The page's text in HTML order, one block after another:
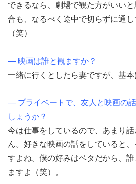
できるなら、劇場で観た方がいい
合も、なるべく途中で切らずに通し
（笑）
― 映画は誰と観ますか？
一緒に行くとしたら妻ですが、基本
― プライベートで、友人と映画の
しょうか？
今は仕事をしているので、あまり
ん。好きな映画の話をしていると
すよね。僕の好みはベタだから、
ますよ（笑）。